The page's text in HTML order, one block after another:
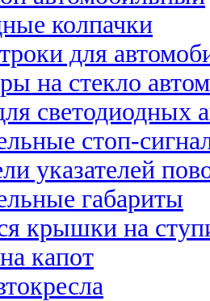
колпачки
для
на стекло
светодиодных
стоп-
указателей
габариты
крышки на
капот